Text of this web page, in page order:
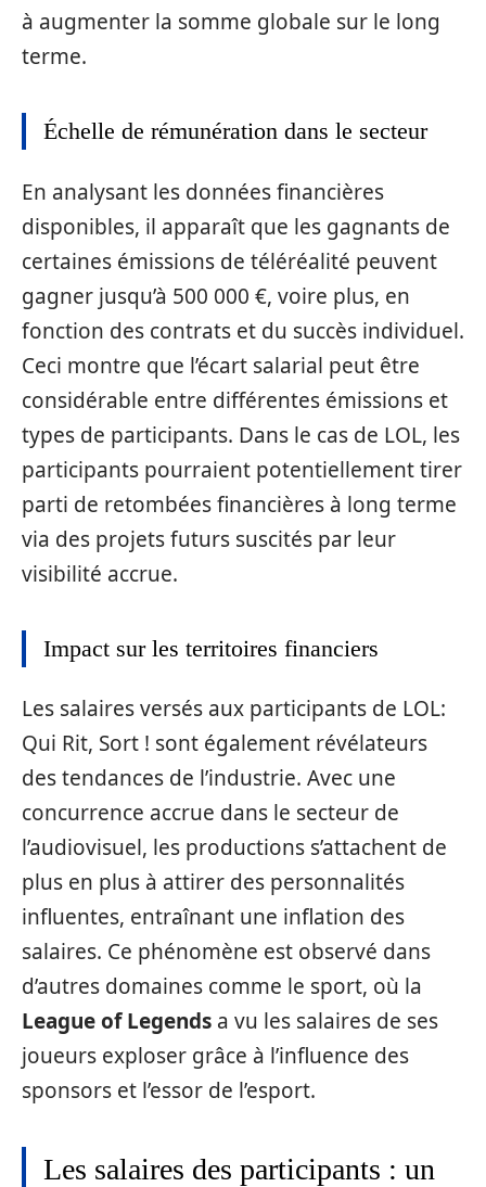
à augmenter la somme globale sur le long
terme.
Échelle de rémunération dans le secteur
En analysant les données financières
disponibles, il apparaît que les gagnants de
certaines émissions de téléréalité peuvent
gagner jusqu’à 500 000 €, voire plus, en
fonction des contrats et du succès individuel.
Ceci montre que l’écart salarial peut être
considérable entre différentes émissions et
types de participants. Dans le cas de LOL, les
participants pourraient potentiellement tirer
parti de retombées financières à long terme
via des projets futurs suscités par leur
visibilité accrue.
Impact sur les territoires financiers
Les salaires versés aux participants de LOL:
Qui Rit, Sort ! sont également révélateurs
des tendances de l’industrie. Avec une
concurrence accrue dans le secteur de
l’audiovisuel, les productions s’attachent de
plus en plus à attirer des personnalités
influentes, entraînant une inflation des
salaires. Ce phénomène est observé dans
d’autres domaines comme le sport, où la
League of Legends a vu les salaires de ses
joueurs exploser grâce à l’influence des
sponsors et l’essor de l’esport.
Les salaires des participants : un